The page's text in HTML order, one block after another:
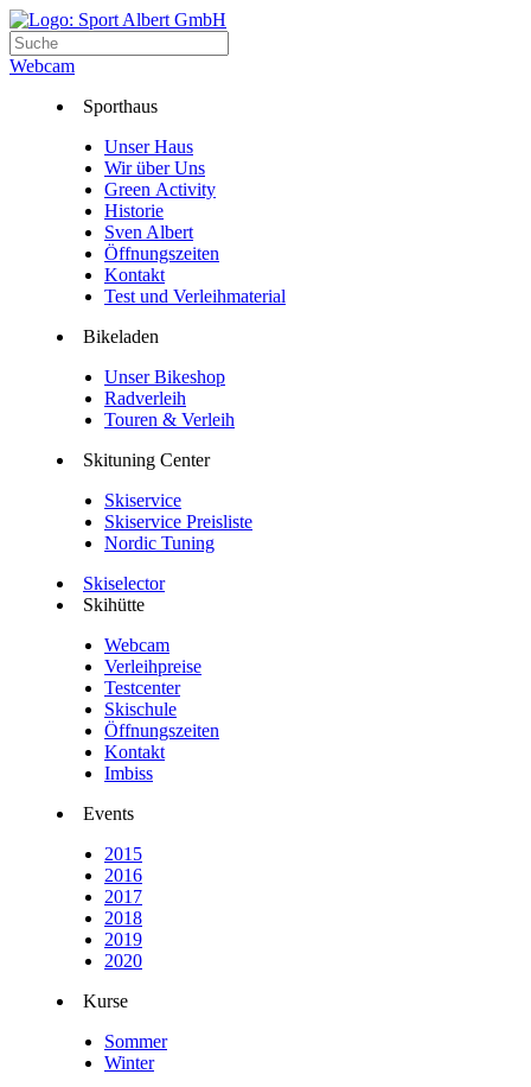
Webcam
Sporthaus
Unser Haus
Wir über Uns
Green Activity
Historie
Sven Albert
Öffnungszeiten
Kontakt
Test und Verleihmaterial
Bikeladen
Unser Bikeshop
Radverleih
Touren & Verleih
Skituning Center
Skiservice
Skiservice Preisliste
Nordic Tuning
Skiselector
Skihütte
Webcam
Verleihpreise
Testcenter
Skischule
Öffnungszeiten
Kontakt
Imbiss
Events
2015
2016
2017
2018
2019
2020
Kurse
Sommer
Winter